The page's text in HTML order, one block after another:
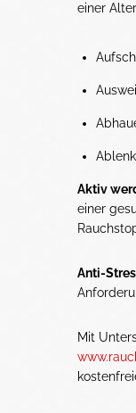
einer
Aktiv
einer
Anti-
Mit